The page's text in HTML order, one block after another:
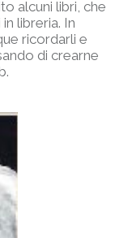
alcuni libri, che
libreria. In
ricordarli e
di crearne